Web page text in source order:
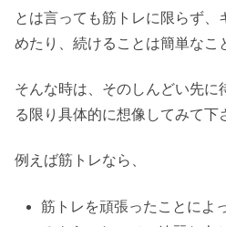
とは言っても筋トレに限らず
めたり、続けることは簡単なこ
そんな時は、そのしんどい先に
る限り具体的に想像してみて下
例えば筋トレなら、
筋トレを頑張ったことによ